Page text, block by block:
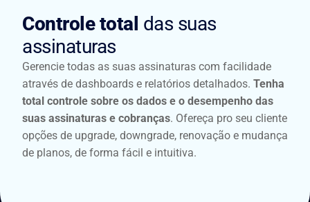
Controle total das suas
assinaturas
Gerencie todas as suas assinaturas com facilidade
através de dashboards e relatórios detalhados. Tenha
total controle sobre os dados e o desempenho das
suas assinaturas e cobranças. Ofereça pro seu cliente
opções de upgrade, downgrade, renovação e mudança
de planos, de forma fácil e intuitiva.